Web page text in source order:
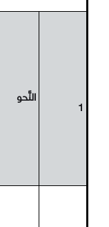
1
النَّحو